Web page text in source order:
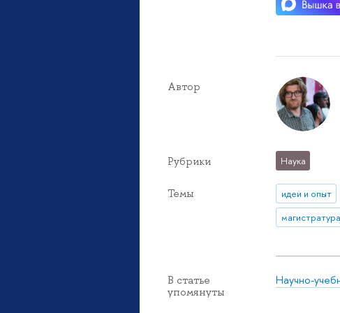
Автор
Рубрики Наука
Темы идеи и опыт
магистратура
В статье
упомянуты
Научно-